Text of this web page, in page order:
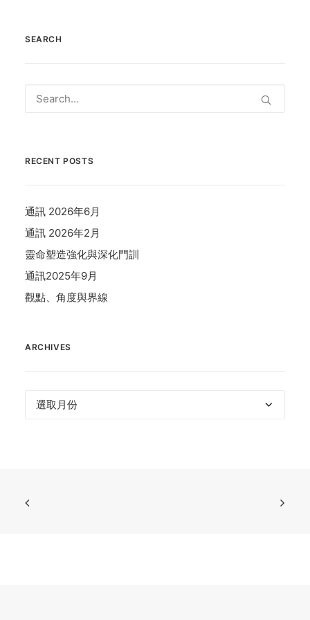
SEARCH
RECENT POSTS
通訊 2026年6月
通訊 2026年2月
靈命塑造強化與深化門訓
通訊2025年9月
觀點、角度與界線
ARCHIVES
Archives